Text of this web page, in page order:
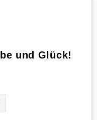
und Glück!